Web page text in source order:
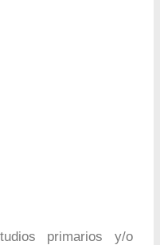
primarios y/o